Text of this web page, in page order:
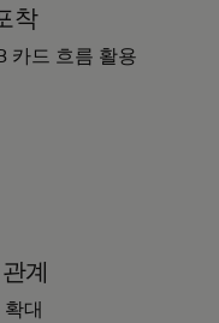
착
카드 흐름 활용
계
대